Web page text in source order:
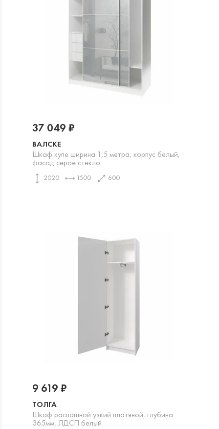
ВАЛСКЕ
Шкаф купе ширина 1,5 метра, корпус белый,
фасад серое стекло
2020 1500 600
37 049 ₽
ТОЛГА
Шкаф распашной узкий платяной, глубина
365мм, ЛДСП белый
9 619 ₽